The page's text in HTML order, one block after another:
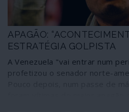
APAGÃO:
ESTRATÉGIA GOLPISTA
A Venezuela "vai entrar num
profetizou o senador norte-